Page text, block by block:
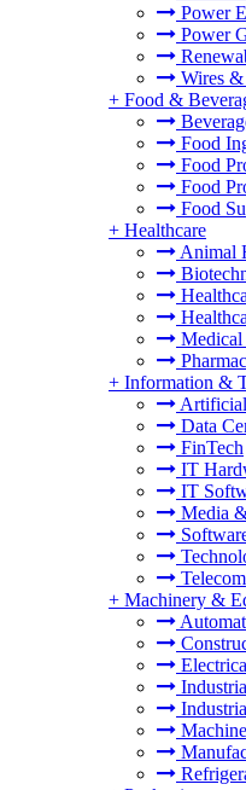
Power
Power
Wires &
+ Food &
Food
Food
Food
Food
+ Healthcare
Animal
Medical
+ Information &
Data
FinTech
IT
IT
Media
Telecom
+ Machinery &